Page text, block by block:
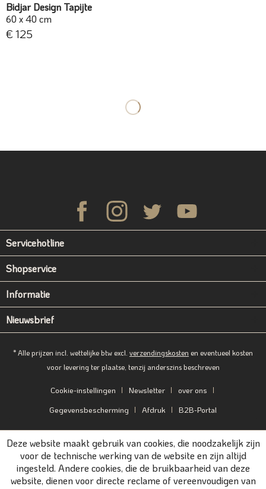
Bidjar Design Tapijte
60 x 40 cm
€ 125
Servicehotline
Shopservice
Informatie
Nieuwsbrief
* Alle prijzen incl. wettelijke btw excl. verzendingskosten en eventueel kosten
voor levering ter plaatse, tenzij anderszins beschreven
Cookie-instellingen Newsletter
over ons
Gegevensbescherming
Afdruk B2B-Portal
Deze website maakt gebruik van cookies, die noodzakelijk zijn
voor de technische werking van de website en zijn altijd
ingesteld. Andere cookies, die de bruikbaarheid van deze
website, dienen voor directe reclame of vereenvoudigen van